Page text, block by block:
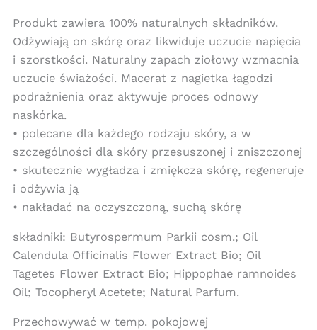
Produkt zawiera 100% naturalnych składników.
Odżywiają on skórę oraz likwiduje uczucie napięcia
i szorstkości. Naturalny zapach ziołowy wzmacnia
uczucie świażości. Macerat z nagietka łagodzi
podrażnienia oraz aktywuje proces odnowy
naskórka.
• polecane dla każdego rodzaju skóry, a w
szczególności dla skóry przesuszonej i zniszczonej
• skutecznie wygładza i zmiękcza skórę, regeneruje
i odżywia ją
• nakładać na oczyszczoną, suchą skórę
składniki: Butyrospermum Parkii cosm.; Oil
Calendula Officinalis Flower Extract Bio; Oil
Tagetes Flower Extract Bio; Hippophae ramnoides
Oil; Tocopheryl Acetete; Natural Parfum.
Przechowywać w temp. pokojowej